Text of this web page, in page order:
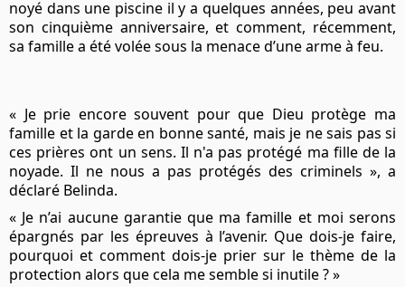
noyé dans une piscine il y a quelques années, peu avant
son cinquième anniversaire, et comment, récemment,
sa famille a été volée sous la menace d’une arme à feu.
« Je prie encore souvent pour que Dieu protège ma
famille et la garde en bonne santé, mais je ne sais pas si
ces prières ont un sens. Il n'a pas protégé ma fille de la
noyade. Il ne nous a pas protégés des criminels », a
déclaré Belinda.
« Je n’ai aucune garantie que ma famille et moi serons
épargnés par les épreuves à l’avenir. Que dois-je faire,
pourquoi et comment dois-je prier sur le thème de la
protection alors que cela me semble si inutile ? »